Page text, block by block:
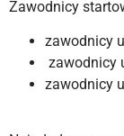
Zawodnicy
zawodnicy
zawodnicy
zawodnicy